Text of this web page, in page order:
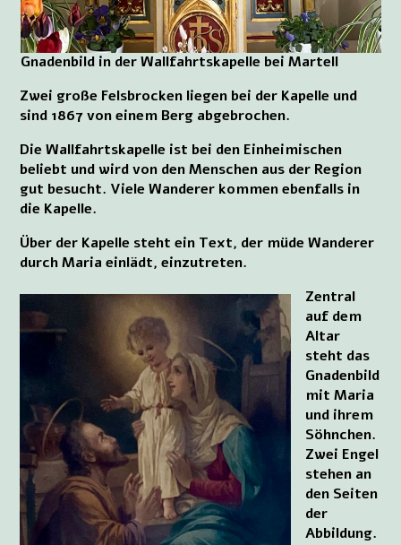
Gnadenbild in der Wallfahrtskapelle bei Martell
Zwei große Felsbrocken liegen bei der Kapelle und
sind 1867 von einem Berg abgebrochen.
Die Wallfahrtskapelle ist bei den Einheimischen
beliebt und wird von den Menschen aus der Region
gut besucht. Viele Wanderer kommen ebenfalls in
die Kapelle.
Über der Kapelle steht ein Text, der müde Wanderer
durch Maria einlädt, einzutreten.
Zentral
auf dem
Altar
steht das
Gnadenbild
mit Maria
und ihrem
Söhnchen.
Zwei Engel
stehen an
den Seiten
der
Abbildung.